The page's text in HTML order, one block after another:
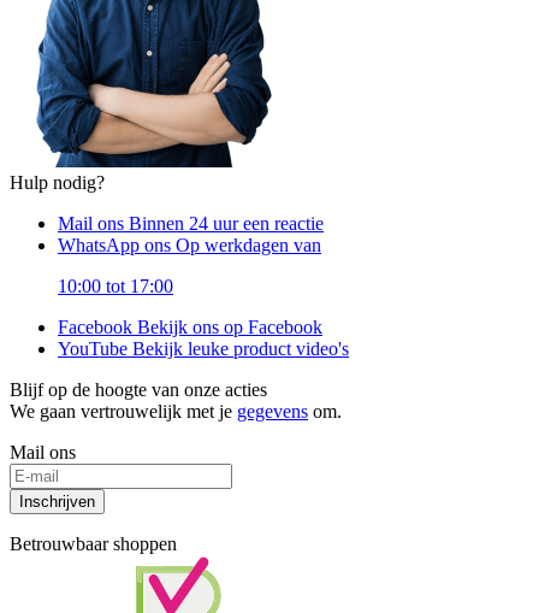
Hulp nodig?
Mail ons Binnen 24 uur een reactie
WhatsApp ons Op werkdagen van
10:00 tot 17:00
Facebook Bekijk ons op Facebook
YouTube Bekijk leuke product video's
Blijf op de hoogte van onze acties
We gaan vertrouwelijk met je gegevens om.
Mail ons
Inschrijven
Betrouwbaar shoppen